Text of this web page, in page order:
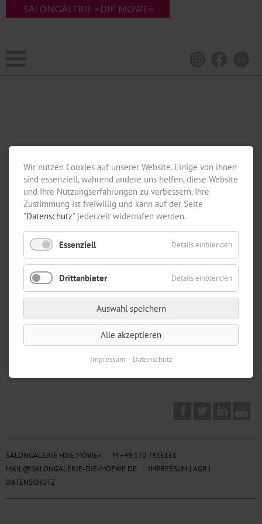
SALONGALERIE »DIE MÖWE«
M +49 170 7815151
MAIL@SALONGALERIE-DIE-MOEWE.DE
IMPRESSUM | AGB |
DATENSCHUTZ
Wir nutzen Cookies auf unserer Website. Einige von ihnen
sind essenziell, während andere uns helfen, diese Website
und Ihre Nutzungserfahrungen zu verbessern. Ihre
Zustimmung ist freiwillig und kann auf der Seite
"Datenschutz" jederzeit widerrufen werden.
Essenziell Details einblenden
Drittanbieter Details einblenden
Auswahl speichern
Alle akzeptieren
Impressum Datenschutz